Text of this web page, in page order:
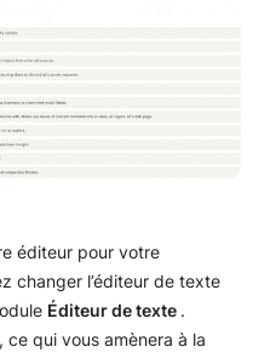
pour Drupal
éditeur pour votre
changer l’éditeur de texte
Éditeur de texte .
, ce qui vous amènera à la